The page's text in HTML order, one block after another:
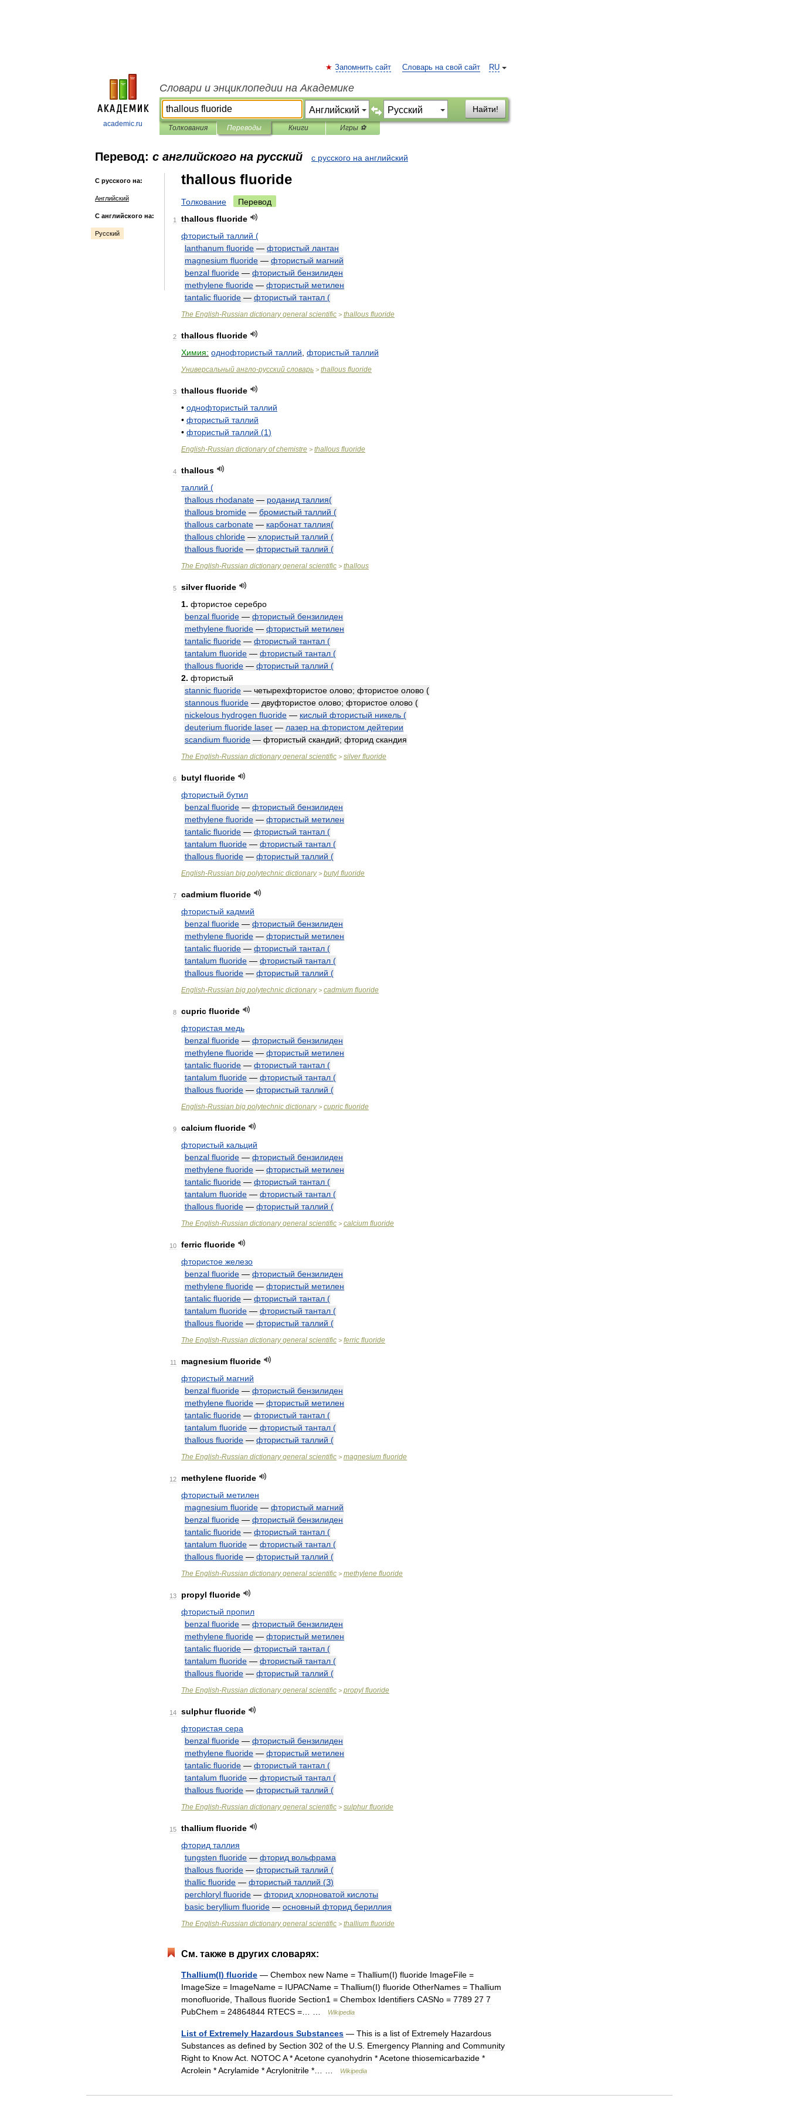
academic.ru
RU
Запомнить сайт Словарь на свой сайт
Словари и энциклопедии на Академике
Найти!
Толкования Переводы Книги Игры ⚽
Перевод: с английского на русский с русского на английский
С русского на:
Английский
С английского на:
Русский
thallous fluoride
Толкование Перевод
1 thallous fluoride
фтористый таллий (
lanthanum fluoride — фтористый лантан
magnesium fluoride — фтористый магний
benzal fluoride — фтористый бензилиден
methylene fluoride — фтористый метилен
tantalic fluoride — фтористый тантал (
The English-Russian dictionary general scientific > thallous fluoride
2 thallous fluoride
Химия: однофтористый таллий фтористый таллий
Универсальный англо-русский словарь > thallous fluoride
3 thallous fluoride
• однофтористый таллий
• фтористый таллий
• фтористый таллий (1)
English-Russian dictionary of chemistre > thallous fluoride
4
thallous
таллий (
thallous rhodanate — роданид таллия(
thallous bromide — бромистый таллий (
thallous carbonate — карбонат таллия(
thallous chloride — хлористый таллий (
thallous fluoride — фтористый таллий (
The English-Russian dictionary general scientific > thallous
5 silver fluoride
1. фтористое серебро
benzal fluoride — фтористый бензилиден
methylene fluoride — фтористый метилен
tantalic fluoride — фтористый тантал (
tantalum fluoride — фтористый тантал (
thallous fluoride — фтористый таллий (
2. фтористый
stannic fluoride — четырехфтористое олово; фтористое олово (
stannous fluoride — двуфтористое олово; фтористое олово (
nickelous hydrogen fluoride — кислый фтористый никель (
deuterium fluoride laser — лазер на фтористом дейтерии
scandium fluoride — фтористый скандий; фторид скандия
The English-Russian dictionary general scientific > silver fluoride
6 butyl fluoride
фтористый бутил
benzal fluoride — фтористый бензилиден
methylene fluoride — фтористый метилен
tantalic fluoride — фтористый тантал (
tantalum fluoride — фтористый тантал (
thallous fluoride — фтористый таллий (
English-Russian big polytechnic dictionary> butyl fluoride
7 cadmium fluoride
фтористый кадмий
benzal fluoride — фтористый бензилиден
methylene fluoride — фтористый метилен
tantalic fluoride — фтористый тантал (
tantalum fluoride — фтористый тантал (
thallous fluoride — фтористый таллий (
English-Russian big polytechnic dictionary> cadmium fluoride
8 cupric fluoride
фтористая медь
benzal fluoride — фтористый бензилиден
methylene fluoride — фтористый метилен
tantalic fluoride — фтористый тантал (
tantalum fluoride — фтористый тантал (
thallous fluoride — фтористый таллий (
English-Russian big polytechnic dictionary> cupric fluoride
9 calcium fluoride
фтористый кальций
benzal fluoride — фтористый бензилиден
methylene fluoride — фтористый метилен
tantalic fluoride — фтористый тантал (
tantalum fluoride — фтористый тантал (
thallous fluoride — фтористый таллий (
The English-Russian dictionary general scientific > calcium fluoride
10 ferric fluoride
фтористое железо
benzal fluoride — фтористый бензилиден
methylene fluoride — фтористый метилен
tantalic fluoride — фтористый тантал (
tantalum fluoride — фтористый тантал (
thallous fluoride — фтористый таллий (
The English-Russian dictionary general scientific > ferric fluoride
11 magnesium fluoride
фтористый магний
benzal fluoride — фтористый бензилиден
methylene fluoride — фтористый метилен
tantalic fluoride — фтористый тантал (
tantalum fluoride — фтористый тантал (
thallous fluoride — фтористый таллий (
The English-Russian dictionary general scientific > magnesium fluoride
12 methylene fluoride
фтористый метилен
magnesium fluoride — фтористый магний
benzal fluoride — фтористый бензилиден
tantalic fluoride — фтористый тантал (
tantalum fluoride — фтористый тантал (
thallous fluoride — фтористый таллий (
The English-Russian dictionary general scientific > methylene fluoride
13 propyl fluoride
фтористый пропил
benzal fluoride — фтористый бензилиден
methylene fluoride — фтористый метилен
tantalic fluoride — фтористый тантал (
tantalum fluoride — фтористый тантал (
thallous fluoride — фтористый таллий (
The English-Russian dictionary general scientific > propyl fluoride
14 sulphur fluoride
фтористая сера
benzal fluoride — фтористый бензилиден
methylene fluoride — фтористый метилен
tantalic fluoride — фтористый тантал (
tantalum fluoride — фтористый тантал (
thallous fluoride — фтористый таллий (
The English-Russian dictionary general scientific > sulphur fluoride
15 thallium fluoride
фторид таллия
tungsten fluoride — фторид вольфрама
thallous fluoride — фтористый таллий (
thallic fluoride — фтористый таллий (З)
perchloryl fluoride — фторид хлорноватой кислоты
basic beryllium fluoride — основный фторид бериллия
The English-Russian dictionary general scientific > thallium fluoride
См. также в других словарях:
Thallium(I) fluoride — Chembox new Name = Thallium(I) fluoride ImageFile =
ImageSize = ImageName = IUPACName = Thallium(I) fluoride OtherNames = Thallium
monofluoride Thallous fluoride Section1 = Chembox Identifiers CASNo = 7789 27 7
PubChem = 24864844 RTECS =… … Wikipedia
List of Extremely Hazardous Substances — This is a list of Extremely Hazardous
Substances as defined by Section 302 of the U S Emergency Planning and Community
Right to KnowAct NOTOCA*Acetone cyanohydrin *Acetone thiosemicarbazide *
Acrolein *Acrylamide *Acrylonitrile *… … Wikipedia